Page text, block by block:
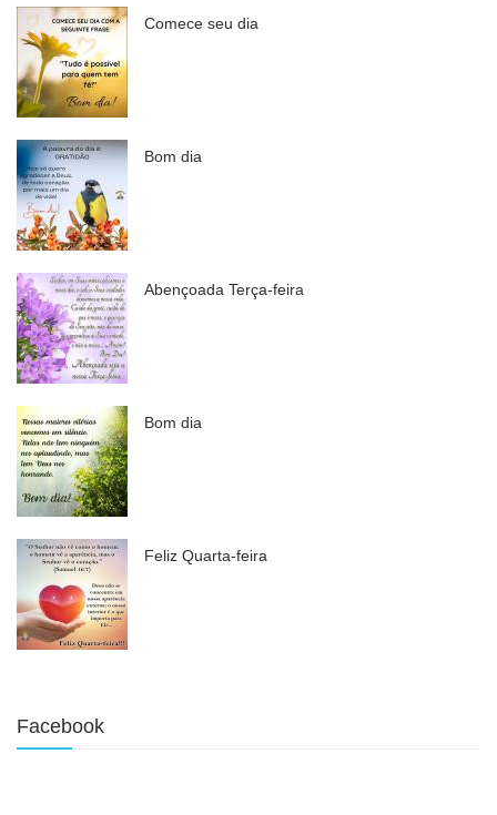
Comece seu dia
Bom dia
Abençoada Terça-feira
Bom dia
Feliz Quarta-feira
Facebook